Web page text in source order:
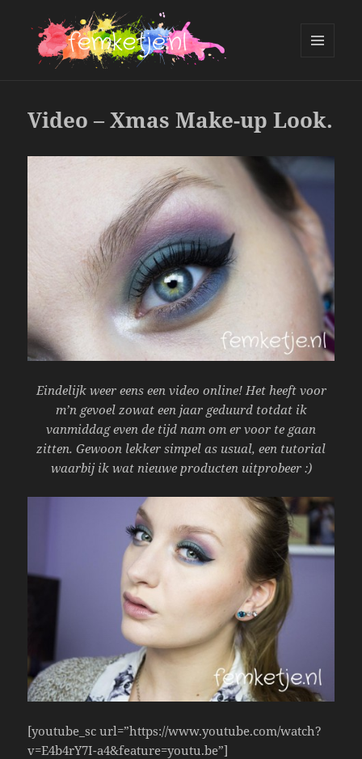
Video – Xmas Make-up Look.
Eindelijk weer eens een video online! Het heeft voor
m’n gevoel zowat een jaar geduurd totdat ik
vanmiddag even de tijd nam om er voor te gaan
zitten. Gewoon lekker simpel as usual, een tutorial
waarbij ik wat nieuwe producten uitprobeer :)
[youtube_sc url=”https://www.youtube.com/watch?
v=E4b4rY7I-a4&feature=youtu.be”]